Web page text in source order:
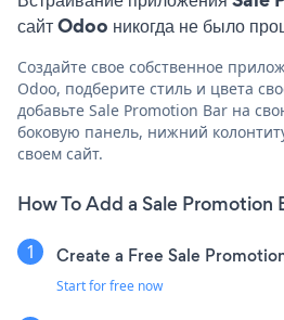
сайт Odoo никогда не было
Создайте свое собственное
Odoo, подберите стиль и цвета
добавьте Sale Promotion Bar на
боковую панель, нижний
своем сайт.
How To Add a Sale Promotion
Create a Free Sale
Start for free now